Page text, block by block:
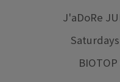
J'aDoRe
Saturdays